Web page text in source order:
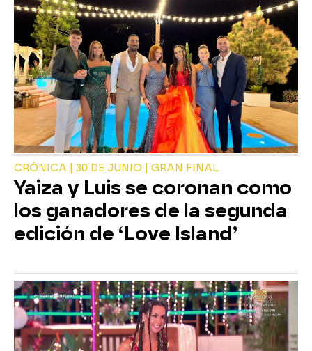
CRÓNICA | 30 DE JUNIO | GRAN FINAL
Yaiza y Luis se coronan como
los ganadores de la segunda
edición de ‘Love Island’